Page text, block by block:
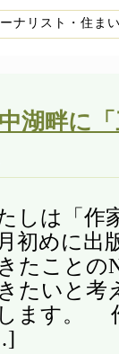
ナリスト・住ま
中湖畔に
しは「作
初めに出
たことの
たいと考
ます。